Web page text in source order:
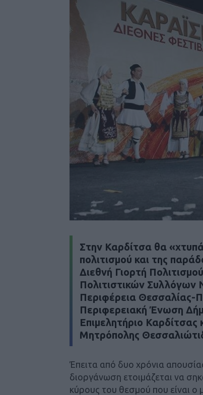
Στην Καρδίτσα θα
πολιτισμού και της
Διεθνή Γιορτή
Πολιτιστικών
Περιφέρεια Θεσσαλίας-
Περιφερειακή Ένωση
Επιμελητήριο
Μητρόπολης
Έπειτα από δυο χρόνια
διοργάνωση ετοιμάζεται να
κύρους του θεσμού που είναι ο